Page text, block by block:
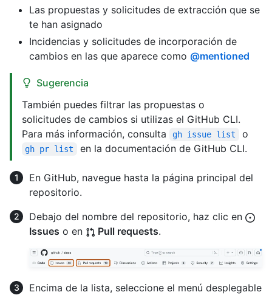
Las propuestas y solicitudes de extracción que se
te han asignado
Incidencias y solicitudes de incorporación de
cambios en las que aparece como @mentioned
Sugerencia
También puedes filtrar las propuestas o
solicitudes de cambios si utilizas el GitHub CLI.
Para más información, consulta
gh issue list o
gh pr list en la documentación de GitHub CLI.
En GitHub, navegue hasta la página principal del
repositorio.
Debajo del nombre del repositorio, haz clic en
Issues o en Pull requests.
Encima de la lista, seleccione el menú desplegable